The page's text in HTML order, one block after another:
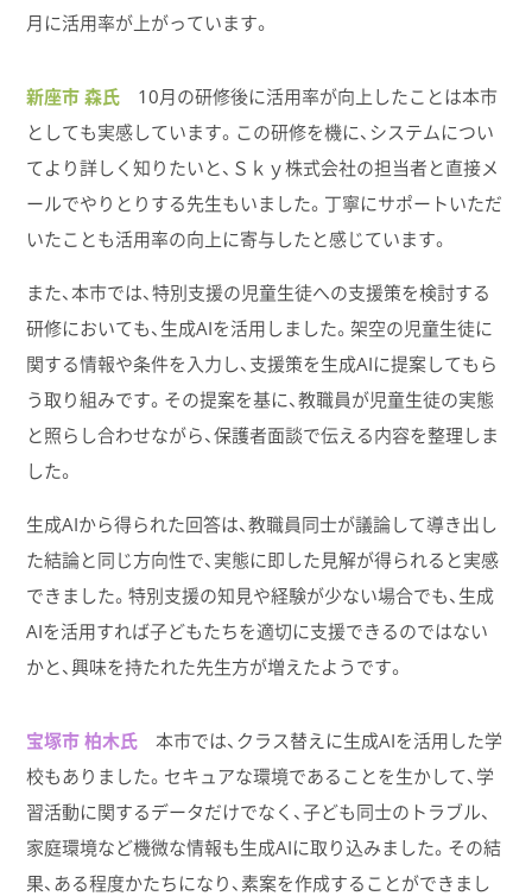
月に活用率が上がっています。
新座市 森氏 10月の研修後に活用率が向上したことは本市
としても実感しています。この研修を機に、システムについ
てより詳しく知りたいと、Ｓｋｙ株式会社の担当者と直接メ
ールでやりとりする先生もいました。丁寧にサポートいただ
いたことも活用率の向上に寄与したと感じています。
また、本市では、特別支援の児童生徒への支援策を検討する
研修においても、生成AIを活用しました。架空の児童生徒に
関する情報や条件を入力し、支援策を生成AIに提案してもら
う取り組みです。その提案を基に、教職員が児童生徒の実態
と照らし合わせながら、保護者面談で伝える内容を整理しま
した。
生成AIから得られた回答は、教職員同士が議論して導き出し
た結論と同じ方向性で、実態に即した見解が得られると実感
できました。特別支援の知見や経験が少ない場合でも、生成
AIを活用すれば子どもたちを適切に支援できるのではない
かと、興味を持たれた先生方が増えたようです。
宝塚市 柏木氏 本市では、クラス替えに生成AIを活用した学
校もありました。セキュアな環境であることを生かして、学
習活動に関するデータだけでなく、子ども同士のトラブル、
家庭環境など機微な情報も生成AIに取り込みました。その結
果、ある程度かたちになり、素案を作成することができまし